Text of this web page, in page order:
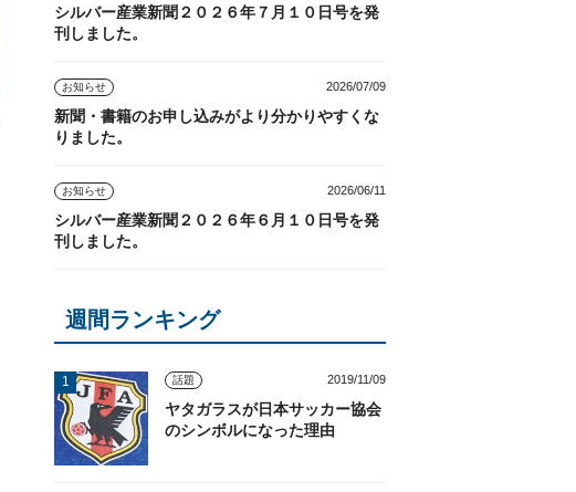
シルバー産業新聞２０２６年７月１０日号を発
刊しました。
お知らせ 2026/07/09
新聞・書籍のお申し込みがより分かりやすくな
りました。
お知らせ 2026/06/11
シルバー産業新聞２０２６年６月１０日号を発
刊しました。
週間ランキング
話題 2019/11/09
ヤタガラスが日本サッカー協会
のシンボルになった理由